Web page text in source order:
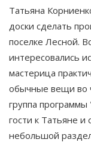
Татьяна
доски сделать
поселке Лесной.
интересовались
мастерица
обычные вещи во
группа
гости к Татьяне и
небольшой